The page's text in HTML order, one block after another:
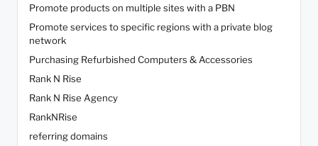
Promote products on multiple sites with a PBN
Promote services to specific regions with a private blog
network
Purchasing Refurbished Computers & Accessories
Rank N Rise
Rank N Rise Agency
RankNRise
referring domains